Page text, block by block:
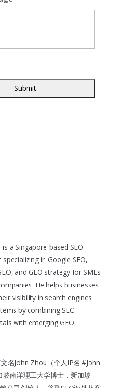
is a Singapore-based SEO
in Google SEO,
and GEO strategy for SMEs
He helps businesses
visibility in search engines
by combining SEO
with emerging GEO
名John Zhou（个人IP名:#John
坡南洋理工大学博士，新加坡